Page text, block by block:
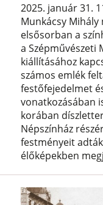
2025. január 31.
Munkácsy
elsősorban a
a Szépművészeti
kiállításához
számos emlék
festőfejedelmet
vonatkozásában
korában
Népszínház
festményeit
élőképekben